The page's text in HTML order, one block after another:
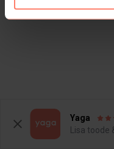
Yaga
Lisa